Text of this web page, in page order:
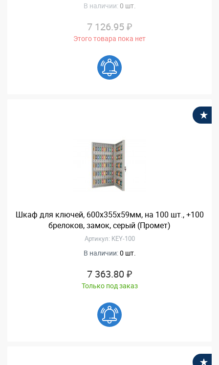
В наличии: 0 шт.
7 126.95 ₽
Этого товара пока нет
Шкаф для ключей, 600x355x59мм, на 100 шт., +100
брелоков, замок, серый (Промет)
Артикул: KEY-100
В наличии:0 шт.
7 363.80 ₽
Только под заказ